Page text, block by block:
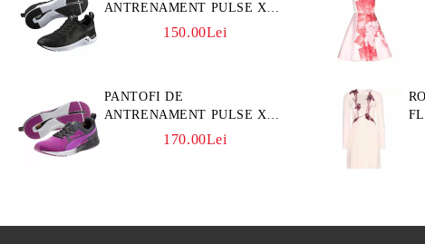
ANTRENAMENT PULSE XT
150.00Lei
PANTOFI DE
ANTRENAMENT PULSE XT
170.00Lei